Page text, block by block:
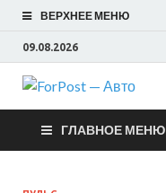
ВЕРХНЕЕ МЕНЮ
09.08.2026
ГЛАВНОЕ МЕНЮ